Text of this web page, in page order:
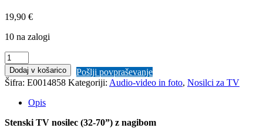
19,90 €
10 na zalogi
VonHaus
32-
70
nagibni
stenski
nosilec
Dodaj v košarico
Pošlji povpraševanje
Šifra: E0014858 Kategoriji: Audio-video in foto, Nosilci za TV
Opis
Stenski TV nosilec (32-70”) z nagibom